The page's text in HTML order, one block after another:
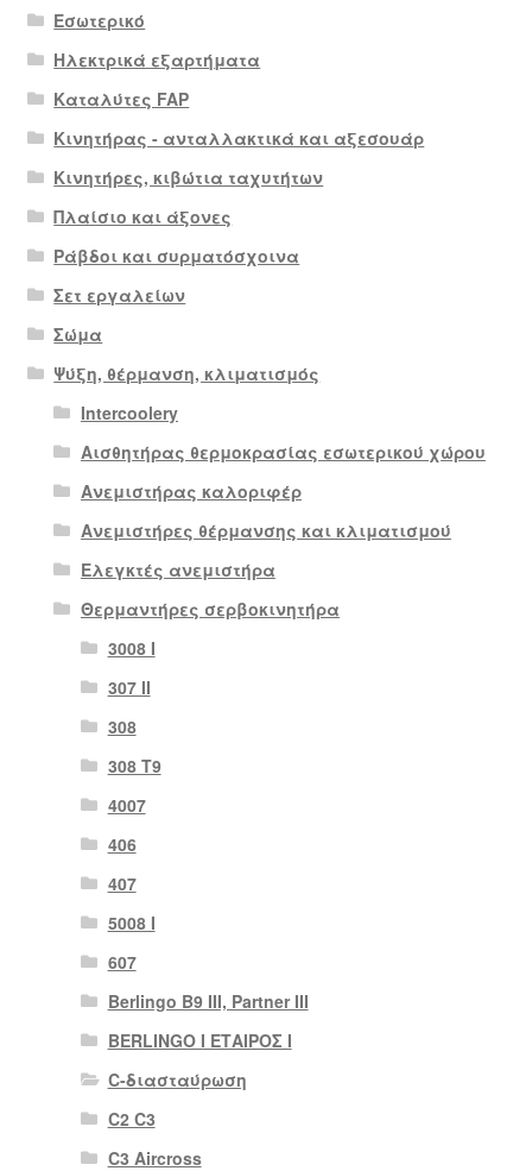
Εσωτερικό
Ηλεκτρικά εξαρτήματα
Καταλύτες FAP
Κινητήρας - ανταλλακτικά και αξεσουάρ
Κινητήρες, κιβώτια ταχυτήτων
Πλαίσιο και άξονες
Ράβδοι και συρματόσχοινα
Σετ εργαλείων
Σώμα
Ψύξη, θέρμανση, κλιματισμός
Intercoolery
Αισθητήρας θερμοκρασίας εσωτερικού χώρου
Ανεμιστήρας καλοριφέρ
Ανεμιστήρες θέρμανσης και κλιματισμού
Ελεγκτές ανεμιστήρα
Θερμαντήρες σερβοκινητήρα
3008 Ι
307 II
308
308 Τ9
4007
406
407
5008 Ι
607
Berlingo B9 III, Partner III
BERLINGO I ΕΤΑΙΡΟΣ Ι
C-διασταύρωση
C2 C3
C3 Aircross